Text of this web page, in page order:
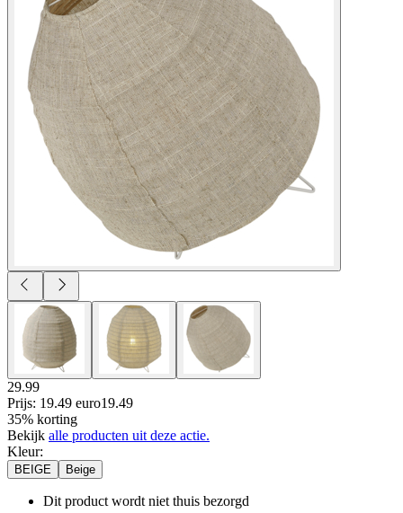
29.99
Prijs: 19.49 euro19.49
35% korting
Bekijk alle producten uit deze actie.
Kleur:
BEIGE Beige
Dit product wordt niet thuis bezorgd